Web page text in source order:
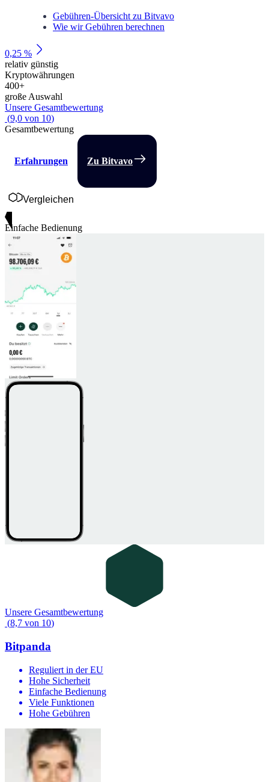
Gebühren-Übersicht zu Bitvavo
Wie wir Gebühren berechnen
0,25 %
relativ günstig
Kryptowährungen
400+
große Auswahl
Unsere Gesamtbewertung
(9,0 von 10)
Gesamtbewertung
Erfahrungen Zu Bitvavo
Vergleichen
Einfache Bedienung
Unsere Gesamtbewertung
(8,7 von 10)
Bitpanda
Reguliert in der EU
Hohe Sicherheit
Einfache Bedienung
Viele Funktionen
Hohe Gebühren